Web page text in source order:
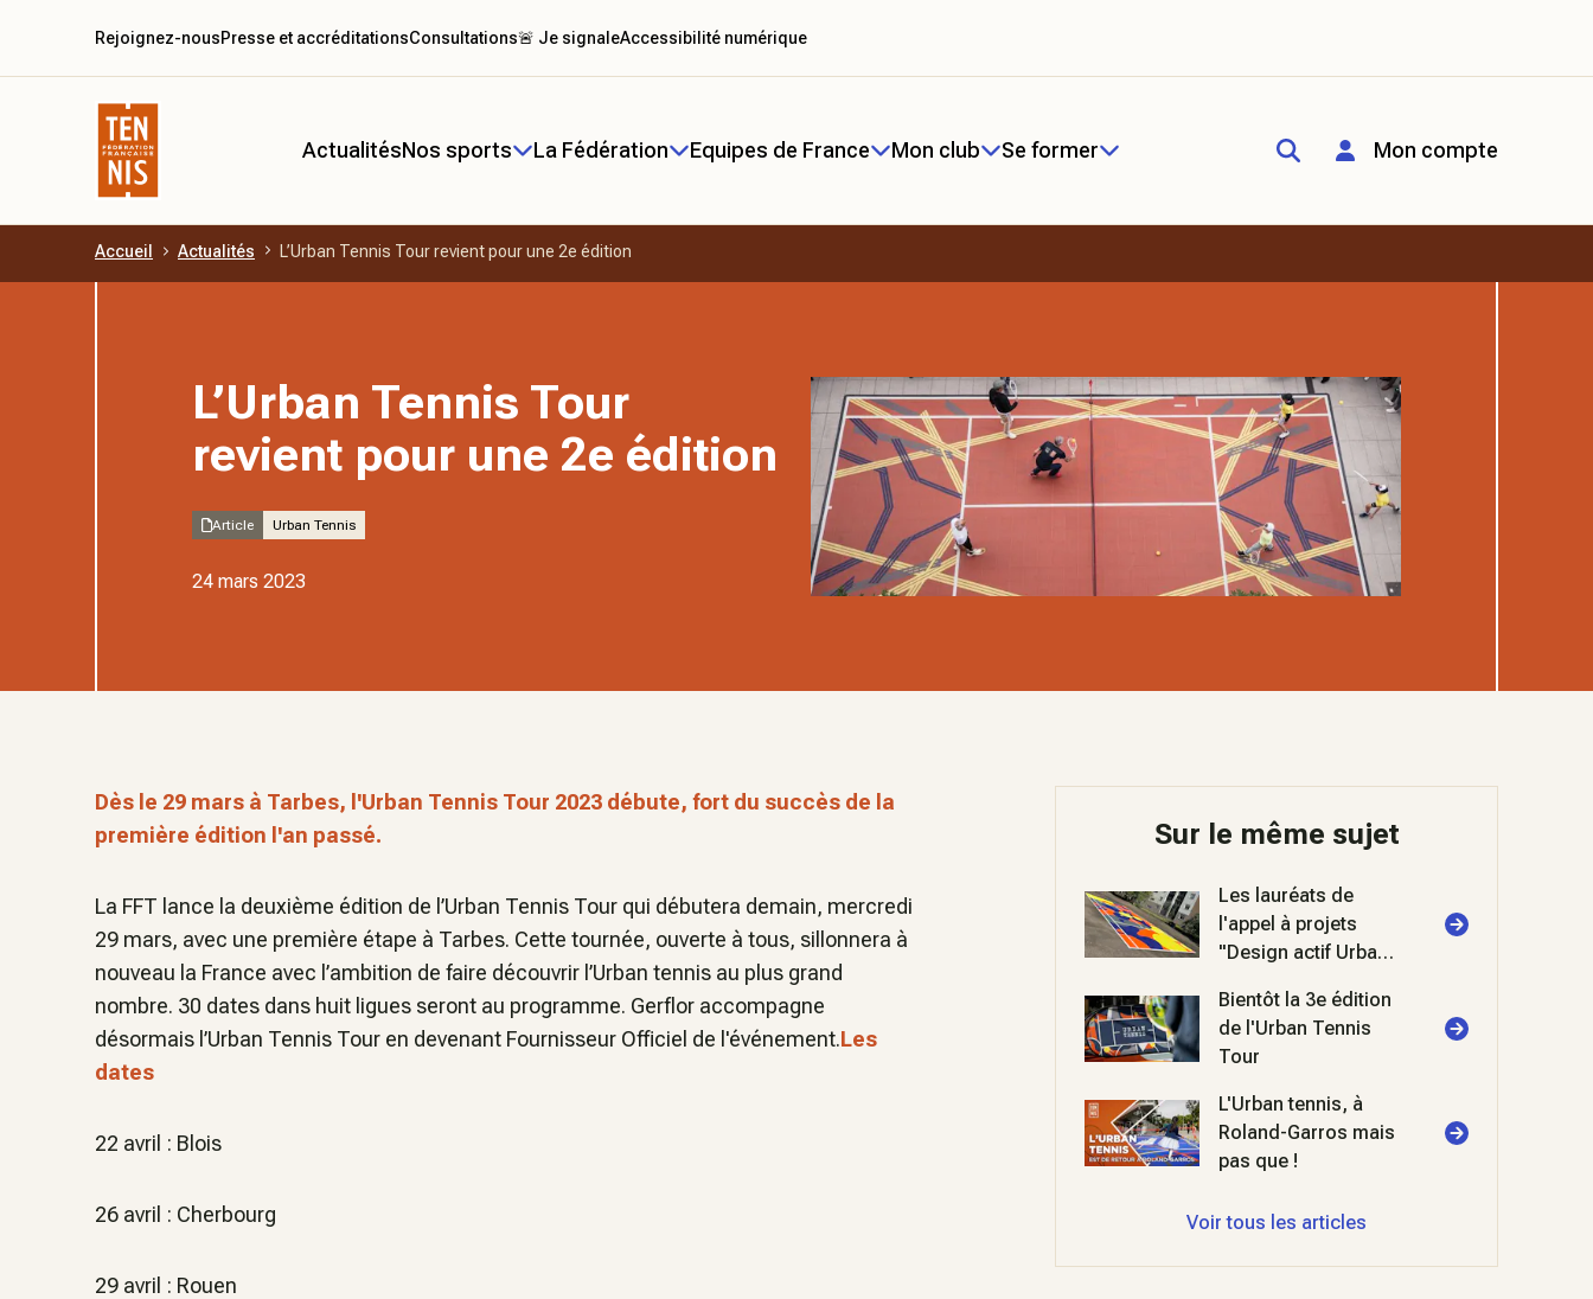
Aller au contenu principal
ActualitésNos sports La Fédération Equipes de France Mon club Se former Mon compte
Rejoignez-nousPresse et accréditationsConsultations🚨 Je signaleAccessibilité numérique
Accueil Actualités L’Urban Tennis Tour revient pour une 2e édition
L’Urban Tennis Tour
revient pour une 2e édition
Article Urban Tennis
24 mars 2023
Dès le 29 mars à Tarbes, l'Urban Tennis Tour 2023 débute, fort du succès de la
première édition l'an passé.
La FFT lance la deuxième édition de l’Urban Tennis Tour qui débutera demain, mercredi
29 mars, avec une première étape à Tarbes. Cette tournée, ouverte à tous, sillonnera à
nouveau la France avec l’ambition de faire découvrir l’Urban tennis au plus grand
nombre. 30 dates dans huit ligues seront au programme. Gerflor accompagne
désormais l’Urban Tennis Tour en devenant Fournisseur Officiel de l'événement.Les
dates
22 avril : Blois
26 avril : Cherbourg
29 avril : Rouen
Sur le même sujet
Les lauréats de
l'appel à projets
"Design actif Urban
Bientôt la 3e édition
de l'Urban Tennis
Tour
L'Urban tennis, à
Roland-Garros mais
pas que !
Voir tous les articles